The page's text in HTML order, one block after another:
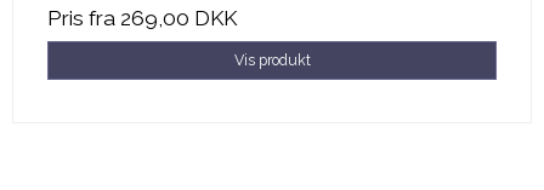
Pris fra 269,00 DKK
Vis produkt